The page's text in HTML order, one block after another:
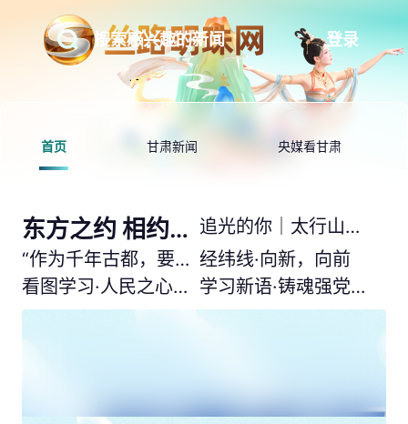
登录
首页 甘肃新闻 央媒看甘肃
东方之约 相约未来
追光的你｜太行山上新愚公
“作为千年古都，要把传统和现代有机融合在一起” 经纬线·向新，向前
看图学习·人民之心丨读懂“怎样创造业绩”的实干路径
学习新语·铸魂强党｜全党同志务必不忘初心、牢记使命